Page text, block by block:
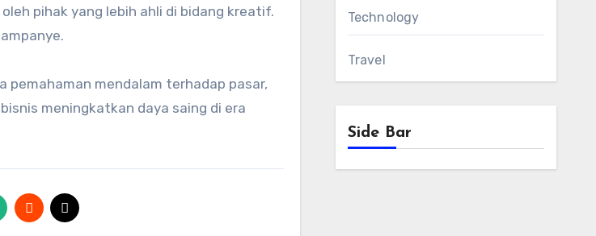
pihak yang lebih ahli di bidang kreatif.
mendalam terhadap pasar,
meningkatkan daya saing di era
Technology
Travel
Side Bar